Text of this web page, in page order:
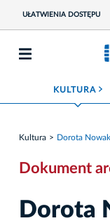
UŁATWIENIA DOSTĘPU
KULTURA ROZWIŃ MENU
Kultura Dorota
Dokument
Dorota